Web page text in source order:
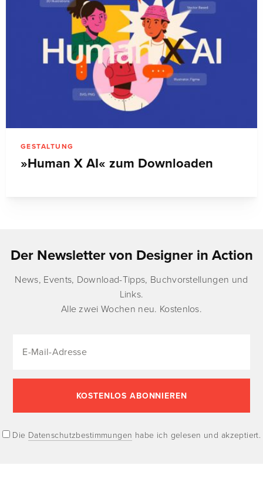
GESTALTUNG
»Human X AI« zum Downloaden
Der Newsletter von Designer in Action
News, Events, Download-Tipps, Buchvorstellungen und
Links.
Alle zwei Wochen neu. Kostenlos.
Die Datenschutzbestimmungen habe ich gelesen und akzeptiert.